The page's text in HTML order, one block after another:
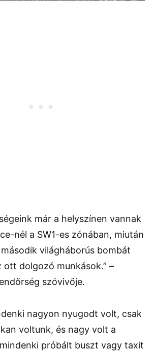
már a helyszínen vannak
nél a SW1-es zónában, miután
világháborús bombát
dolgozó munkások.” –
szóvivője.
nagyon nyugodt volt, csak
voltunk, és nagy volt a
próbált buszt vagy taxit